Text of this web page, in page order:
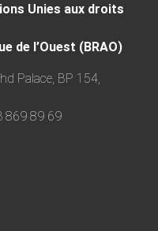
Unies aux droits
de l’Ouest (BRAO)
Palace, BP 154,
869 89 69